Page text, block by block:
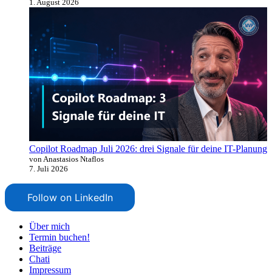
1. August 2026
Copilot Roadmap Juli 2026: drei Signale für deine IT-Planung
von Anastasios Ntaflos
7. Juli 2026
Follow on LinkedIn
Über mich
Termin buchen!
Beiträge
Chati
Impressum